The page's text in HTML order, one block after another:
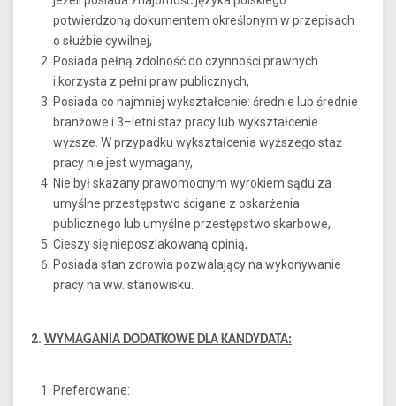
potwierdzoną dokumentem określonym w przepisach
o służbie cywilnej,
Posiada pełną zdolność do czynności prawnych
i korzysta z pełni praw publicznych,
Posiada co najmniej wykształcenie: średnie lub średnie
branżowe i 3–letni staż pracy lub wykształcenie
wyższe. W przypadku wykształcenia wyższego staż
pracy nie jest wymagany,
Nie był skazany prawomocnym wyrokiem sądu za
umyślne przestępstwo ścigane z oskarżenia
publicznego lub umyślne przestępstwo skarbowe,
Cieszy się nieposzlakowaną opinią,
Posiada stan zdrowia pozwalający na wykonywanie
pracy na ww. stanowisku.
2. WYMAGANIA DODATKOWE DLA KANDYDATA:
Preferowane: